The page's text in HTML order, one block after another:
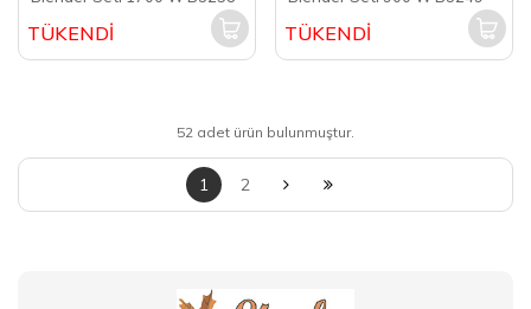
TÜKENDİ TÜKENDİ
52 adet ürün bulunmuştur.
1 2